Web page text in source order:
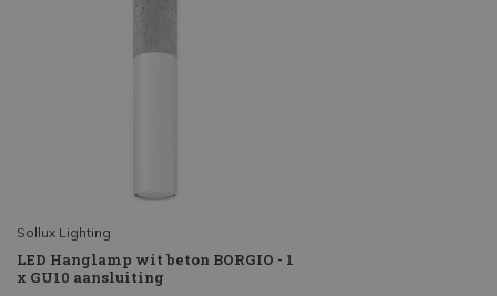
Sollux Lighting
LED Hanglamp wit beton BORGIO - 1
x GU10 aansluiting